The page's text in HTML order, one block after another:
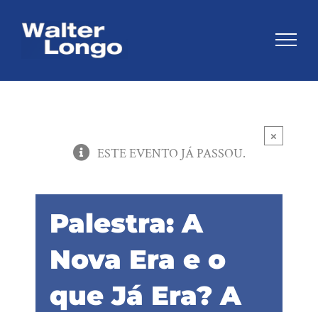
×
ESTE EVENTO JÁ PASSOU.
Palestra: A
Nova Era e o
que Já Era? A